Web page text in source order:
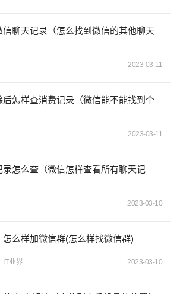
聊天记录（怎么找到微信的其他聊天
2023-03-11
怎样查消费记录（微信能不能找到个
2023-03-11
录怎么查（微信怎样查看所有聊天记
2023-03-10
怎么样加微信群(怎么样找微信群)
IT业界 2023-03-10